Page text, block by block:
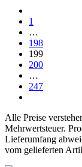
1
…
198
199
200
…
247
Alle Preise
Mehrwertsteuer.
Lieferumfang
vom gelieferten